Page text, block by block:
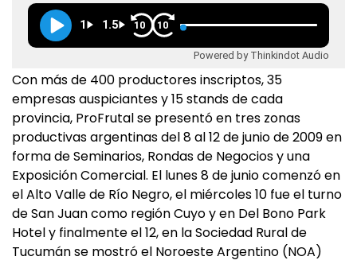
1 1.5 10 10
Powered by Thinkindot Audio
Con más de 400 productores inscriptos, 35
empresas auspiciantes y 15 stands de cada
provincia, ProFrutal se presentó en tres zonas
productivas argentinas del 8 al 12 de junio de 2009 en
forma de Seminarios, Rondas de Negocios y una
Exposición Comercial. El lunes 8 de junio comenzó en
el Alto Valle de Río Negro, el miércoles 10 fue el turno
de San Juan como región Cuyo y en Del Bono Park
Hotel y finalmente el 12, en la Sociedad Rural de
Tucumán se mostró el Noroeste Argentino (NOA)